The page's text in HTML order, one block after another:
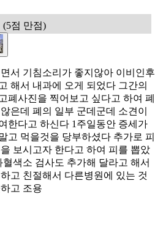
(5점 만점)
서 기침소리가 좋지않아 이비인후
해서 내과에 오게 되었다 그간의
폐사진을 찍어보고 싶다고 하여 폐
은데 폐의 일부 군데군데 소견이
한다고 하신다 1주일동안 증세가
고 먹을것을 당부하셨다 추가로 피
보시고자 한다고 하여 피를 뽑았
색소 검사도 추가해 달라고 해서
고 친절해서 다른병원에 있는 것
고 조용